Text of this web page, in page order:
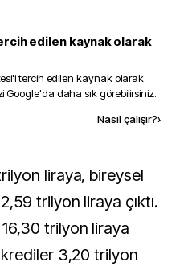
edilen kaynak olarak
'i tercih edilen kaynak olarak
Google'da daha sık görebilirsiniz.
Nasıl çalışır?›
trilyon liraya çıktı.
trilyon liraya
3,20 trilyon